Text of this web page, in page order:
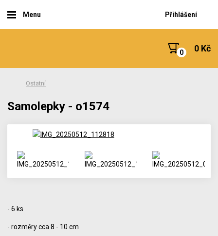
Menu Přihlášení
0 Kč
Ostatní
Samolepky - o1574
- 6 ks
- rozměry cca 8 - 10 cm